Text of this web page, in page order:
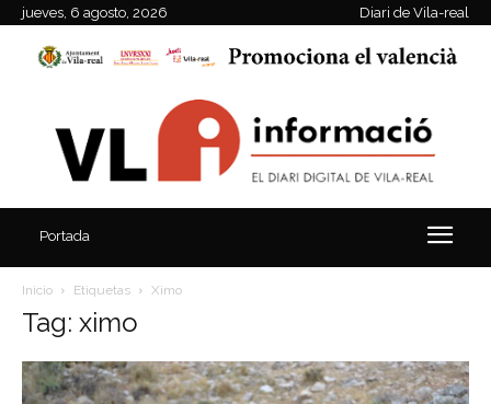
jueves, 6 agosto, 2026 Diari de Vila-real
Portada
Inicio Etiquetas Ximo
Tag: ximo